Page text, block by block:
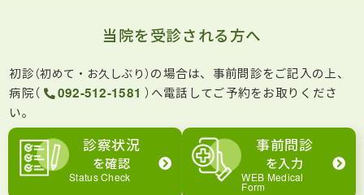
当院を受診される方へ
初診（初めて・お久しぶり） の場合は、事前問診をご記入の上、
病院（
092-512-1581 ）へ電話してご予約をお取りくださ
い。
診察状況
を確認
Status Check
事前問診
を入力
WEB Medical
Form